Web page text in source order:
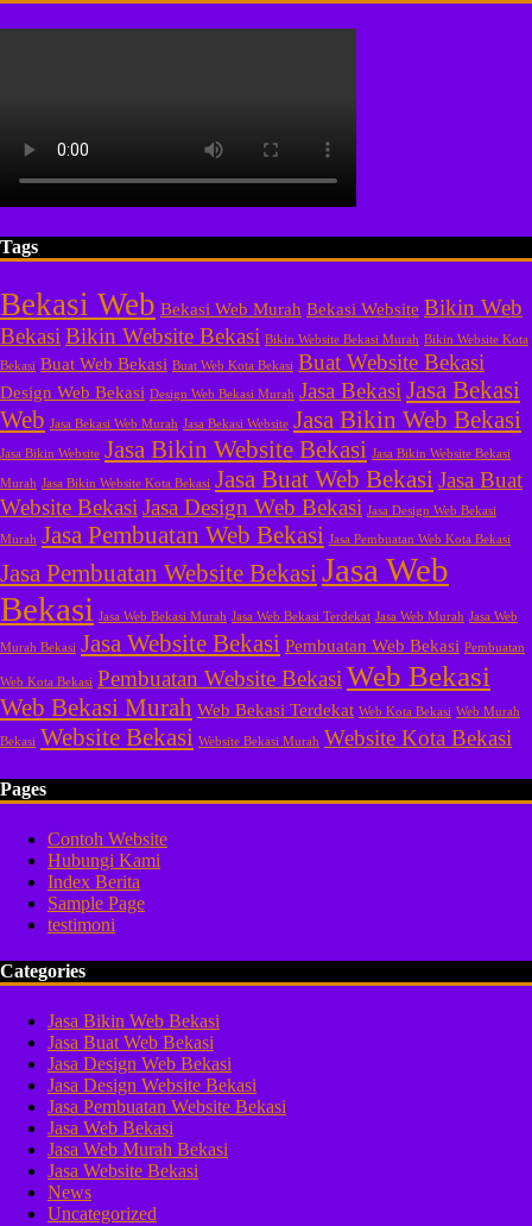
Tags
Bekasi Web Bekasi Web Murah Bekasi Website Bikin Web
BekasiBikin Website Bekasi Bikin Website Bekasi Murah Bikin Website Kota
Bekasi Buat Web Bekasi Buat Web Kota Bekasi Buat Website Bekasi
Design Web Bekasi Design Web Bekasi Murah Jasa BekasiJasa Bekasi
Web Jasa Bekasi Web Murah Jasa Bekasi Website Jasa Bikin Web Bekasi
Jasa Bikin Website Jasa Bikin Website Bekasi Jasa Bikin Website Bekasi
Murah Jasa Bikin Website Kota Bekasi Jasa Buat Web BekasiJasa Buat
Website BekasiJasa Design Web Bekasi Jasa Design Web Bekasi
Murah Jasa Pembuatan Web Bekasi Jasa Pembuatan Web Kota Bekasi
Jasa Pembuatan Website BekasiJasa Web
Bekasi Jasa Web Bekasi Murah Jasa Web Bekasi Terdekat Jasa Web Murah Jasa Web
Murah Bekasi Jasa Website Bekasi Pembuatan Web Bekasi Pembuatan
Web Kota Bekasi Pembuatan Website BekasiWeb Bekasi
Web Bekasi Murah Web Bekasi Terdekat Web Kota Bekasi Web Murah
Bekasi Website Bekasi Website Bekasi Murah Website Kota Bekasi
Pages
Contoh Website
Hubungi Kami
Index Berita
Sample Page
testimoni
Categories
Jasa Bikin Web Bekasi
Jasa Buat Web Bekasi
Jasa Design Web Bekasi
Jasa Design Website Bekasi
Jasa Pembuatan Website Bekasi
Jasa Web Bekasi
Jasa Web Murah Bekasi
Jasa Website Bekasi
News
Uncategorized